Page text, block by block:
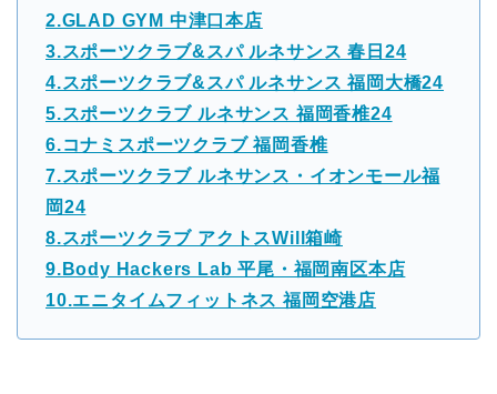
2.GLAD GYM 中津口本店
3.スポーツクラブ&スパ ルネサンス 春日24
4.スポーツクラブ&スパ ルネサンス 福岡大橋24
5.スポーツクラブ ルネサンス 福岡香椎24
6.コナミスポーツクラブ 福岡香椎
7.スポーツクラブ ルネサンス・イオンモール福
岡24
8.スポーツクラブ アクトスWill箱崎
9.Body Hackers Lab 平尾・福岡南区本店
10.エニタイムフィットネス 福岡空港店